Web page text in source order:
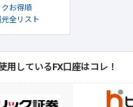
お得順
全リスト
用しているFX口座はコレ！